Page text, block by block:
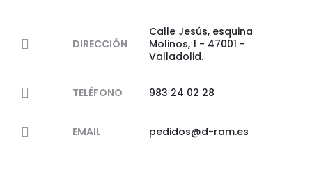
DIRECCIÓN
Calle Jesús, esquina
Molinos, 1 - 47001 -
Valladolid.
TELÉFONO 983 24 02 28
EMAIL pedidos@d-ram.es